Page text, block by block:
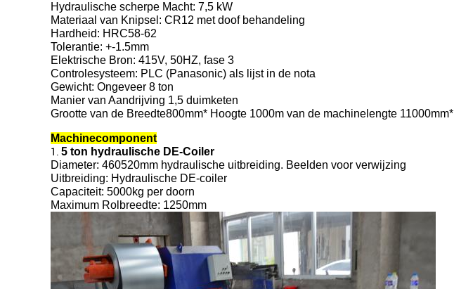
Hydraulische scherpe Macht: 7,5 kW
Materiaal van Knipsel: CR12 met doof behandeling
Hardheid: HRC58-62
Tolerantie: +-1.5mm
Elektrische Bron: 415V, 50HZ, fase 3
Controlesysteem: PLC (Panasonic) als lijst in de nota
Gewicht: Ongeveer 8 ton
Manier van Aandrijving 1,5 duimketen
Grootte van de Breedte800mm* Hoogte 1000m van de machinelengte 11000mm*
Machinecomponent
1. 5 ton hydraulische DE-Coiler
Diameter: 460520mm hydraulische uitbreiding. Beelden voor verwijzing
Uitbreiding: Hydraulische DE-coiler
Capaciteit: 5000kg per doorn
Maximum Rolbreedte: 1250mm